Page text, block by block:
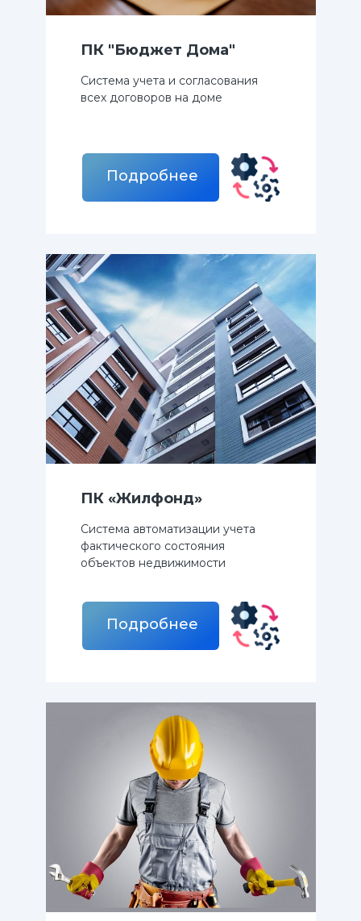
ПК "Бюджет Дома"
Система учета и согласования
всех договоров на домe
Подробнее
ПК «Жилфонд»
Система автоматизации учета
фактического состояния
объектов недвижимости
Подробнее